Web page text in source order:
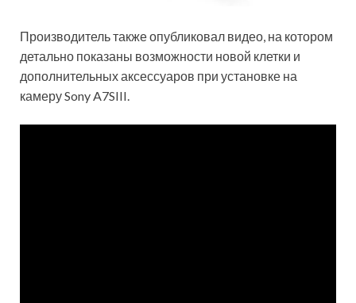
Производитель также опубликовал видео, на котором
детально показаны возможности новой клетки и
дополнительных аксессуаров при установке на
камеру Sony A7SIII.